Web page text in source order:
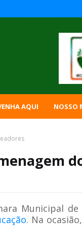
AQUI NOSSO
Municipal de
. Na